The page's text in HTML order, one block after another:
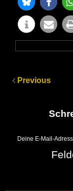
Previous
Deine E-Mail-